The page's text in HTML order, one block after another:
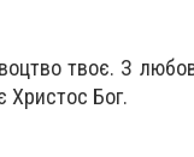
твоє. З
Христос Бог.